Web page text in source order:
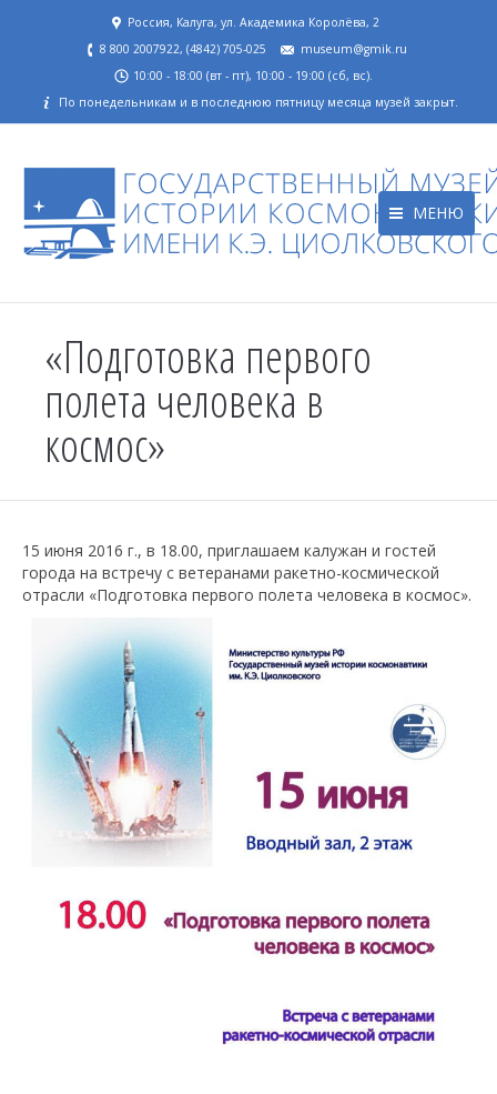
Россия, Калуга, ул. Академика Королёва, 2
8 800 2007922, (4842) 705-025
museum@gmik.ru
10:00 - 18:00 (вт - пт), 10:00 - 19:00 (сб, вс).
По понедельникам и в последнюю пятницу месяца музей закрыт.
МЕНЮ
«Подготовка первого
полета человека в
космос»
15 июня 2016 г., в 18.00, приглашаем калужан и гостей
города на встречу с ветеранами ракетно-космической
отрасли «Подготовка первого полета человека в космос».